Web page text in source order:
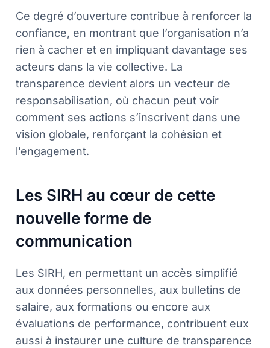
Ce degré d’ouverture contribue à renforcer la
confiance, en montrant que l’organisation n’a
rien à cacher et en impliquant davantage ses
acteurs dans la vie collective. La
transparence devient alors un vecteur de
responsabilisation, où chacun peut voir
comment ses actions s’inscrivent dans une
vision globale, renforçant la cohésion et
l’engagement.
Les SIRH au cœur de cette
nouvelle forme de
communication
Les SIRH, en permettant un accès simplifié
aux données personnelles, aux bulletins de
salaire, aux formations ou encore aux
évaluations de performance, contribuent eux
aussi à instaurer une culture de transparence